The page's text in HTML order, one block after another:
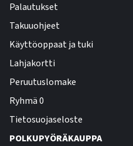
Palautukset
Takuuohjeet
Käyttöoppaat ja tuki
Lahjakortti
Peruutuslomake
Ryhmä 0
Tietosuojaseloste
POLKUPYÖRÄKAUPPA